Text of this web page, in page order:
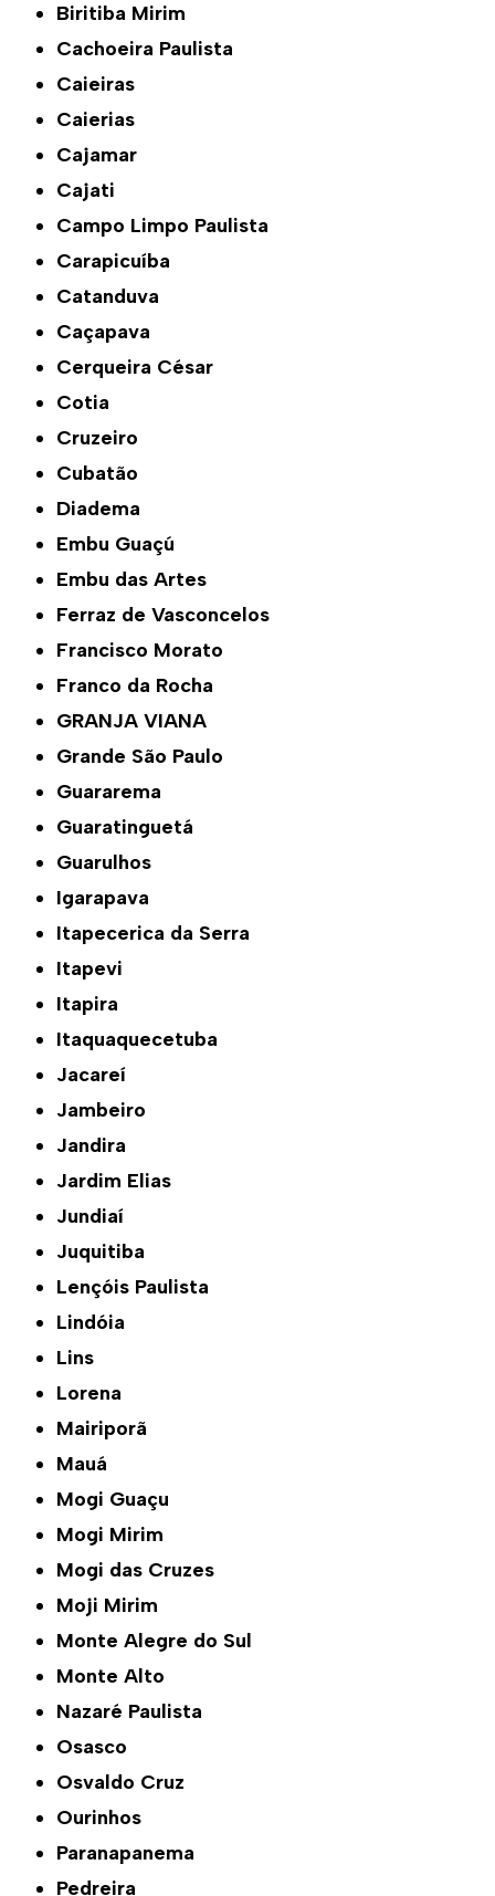
Biritiba Mirim
Cachoeira Paulista
Caieiras
Caierias
Cajamar
Cajati
Campo Limpo Paulista
Carapicuíba
Catanduva
Caçapava
Cerqueira César
Cotia
Cruzeiro
Cubatão
Diadema
Embu Guaçú
Embu das Artes
Ferraz de Vasconcelos
Francisco Morato
Franco da Rocha
GRANJA VIANA
Grande São Paulo
Guararema
Guaratinguetá
Guarulhos
Igarapava
Itapecerica da Serra
Itapevi
Itapira
Itaquaquecetuba
Jacareí
Jambeiro
Jandira
Jardim Elias
Jundiaí
Juquitiba
Lençóis Paulista
Lindóia
Lins
Lorena
Mairiporã
Mauá
Mogi Guaçu
Mogi Mirim
Mogi das Cruzes
Moji Mirim
Monte Alegre do Sul
Monte Alto
Nazaré Paulista
Osasco
Osvaldo Cruz
Ourinhos
Paranapanema
Pedreira